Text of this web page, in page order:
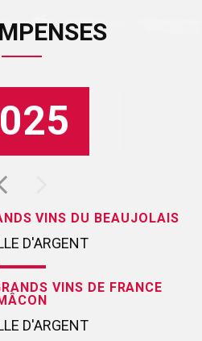
VINS DU BEAUJOLAIS
D'ARGENT
VINS DE FRANCE
D'ARGENT